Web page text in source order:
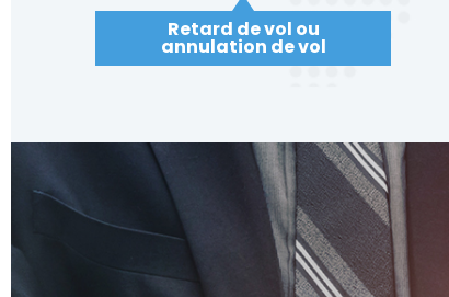
Retard de vol ou
annulation de vol